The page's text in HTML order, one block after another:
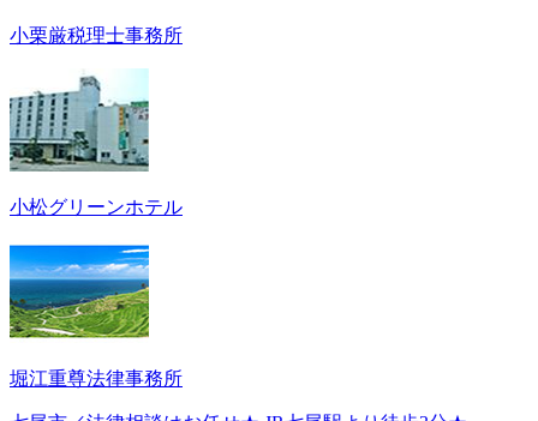
小栗厳税理士事務所
小松グリーンホテル
堀江重尊法律事務所